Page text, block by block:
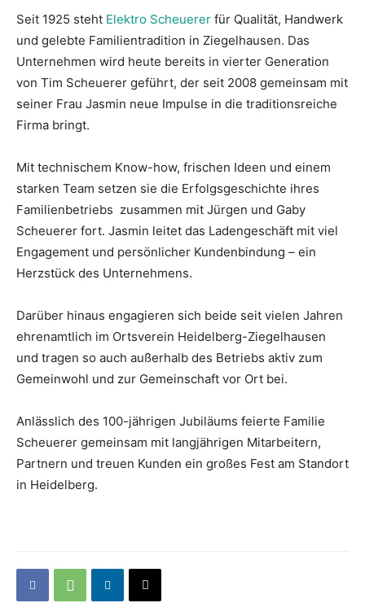
Seit 1925 steht Elektro Scheuerer für Qualität, Handwerk
und gelebte Familientradition in Ziegelhausen. Das
Unternehmen wird heute bereits in vierter Generation
von Tim Scheuerer geführt, der seit 2008 gemeinsam mit
seiner Frau Jasmin neue Impulse in die traditionsreiche
Firma bringt.
Mit technischem Know-how, frischen Ideen und einem
starken Team setzen sie die Erfolgsgeschichte ihres
Familienbetriebs zusammen mit Jürgen und Gaby
Scheuerer fort. Jasmin leitet das Ladengeschäft mit viel
Engagement und persönlicher Kundenbindung – ein
Herzstück des Unternehmens.
Darüber hinaus engagieren sich beide seit vielen Jahren
ehrenamtlich im Ortsverein Heidelberg-Ziegelhausen
und tragen so auch außerhalb des Betriebs aktiv zum
Gemeinwohl und zur Gemeinschaft vor Ort bei.
Anlässlich des 100-jährigen Jubiläums feierte Familie
Scheuerer gemeinsam mit langjährigen Mitarbeitern,
Partnern und treuen Kunden ein großes Fest am Standort
in Heidelberg.